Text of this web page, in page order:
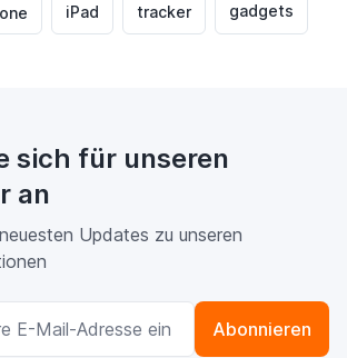
iPad tracker gadgets
sich für unseren
an
Updates zu unseren
E-Mailadresse
Abonnieren